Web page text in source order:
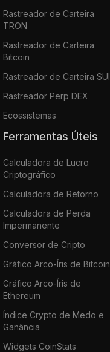
Rastreador de Carteira
TRON
Rastreador de Carteira
Bitcoin
Rastreador de Carteira SUI
Rastreador Perp DEX
Ecossistemas
Ferramentas Úteis
Calculadora de Lucro
Criptográfico
Calculadora de Retorno
Calculadora de Perda
Impermanente
Conversor de Cripto
Gráfico Arco-Íris de Bitcoin
Gráfico Arco-Íris de
Ethereum
Índice Crypto de Medo e
Ganância
Widgets CoinStats